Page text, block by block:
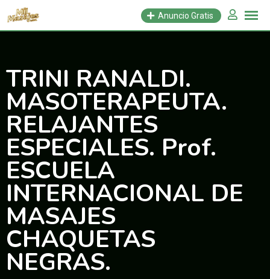
Saltar
Anuncio Gratis
TRINI RANALDI.
MASOTERAPEUTA.
RELAJANTES
ESPECIALES. Prof.
ESCUELA
INTERNACIONAL DE
MASAJES
CHAQUETAS
NEGRAS.